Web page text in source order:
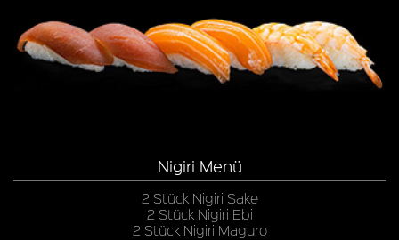
Nigiri Menü
2 Stück Nigiri Sake
2 Stück Nigiri Ebi
2 Stück Nigiri Maguro